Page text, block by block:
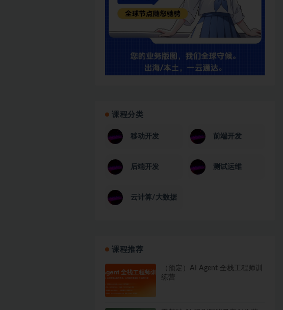
课程分类
移动开发 前端开发
后端开发 测试运维
云计算/大数据
课程推荐
（预定）AI Agent 全栈工程师训
练营